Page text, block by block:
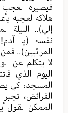
فيصيره العجب
هلاكه لعجبه
إلي).. الليلة
نفسه (يا
المرائيين)..
لا يتكلم عن
اليوم الذي
المسجد، كي
الفرائض،
الممكن القول